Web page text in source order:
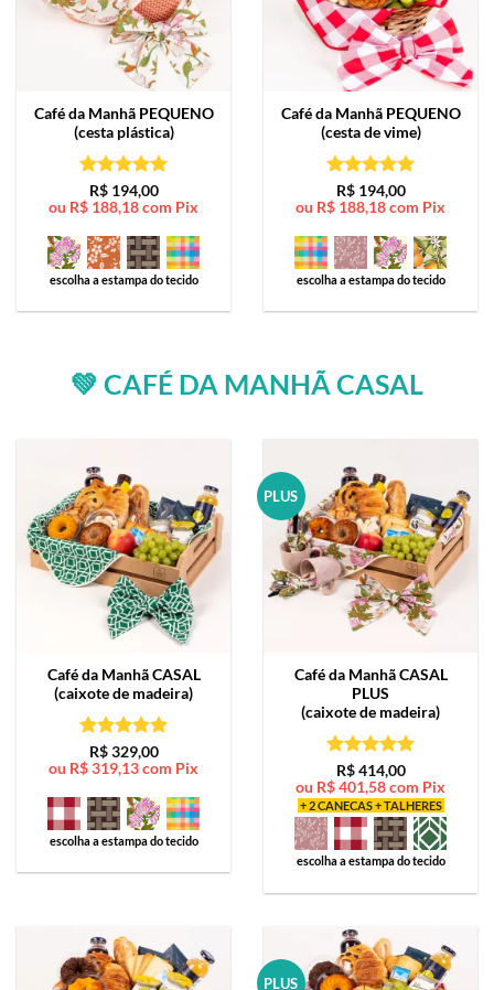
Café da Manhã PEQUENO
(cesta plástica)
Avaliação5
de 5
R$194,00
ou R$ 188,18com Pix
escolha a estampa do tecido
Café da Manhã PEQUENO
(cesta de vime)
Avaliação5
de 5
R$194,00
ou R$ 188,18com Pix
escolha a estampa do tecido
💚 CAFÉ DA MANHÃ CASAL
Café da ManhãCASAL
(caixote de madeira)
Avaliação5
de 5
R$329,00
ou R$319,13com Pix
escolha a estampa do tecido
PLUS
Café da ManhãCASAL
PLUS
(caixote de madeira)
Avaliação5
de 5
R$414,00
ou R$401,58com Pix
+ 2 CANECAS + TALHERES
escolha a estampa do tecido
PLUS